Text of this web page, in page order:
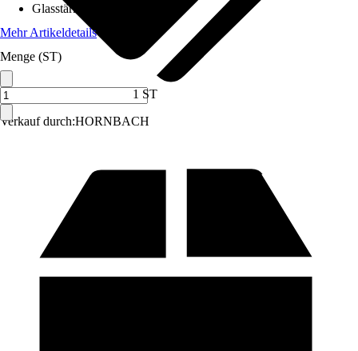
Verkauf durch:HORNBACH
Glasstärke
Mehr Artikeldetails
Menge (ST)
1 ST